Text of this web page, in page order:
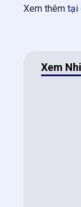
Xem thêm tại
Xem